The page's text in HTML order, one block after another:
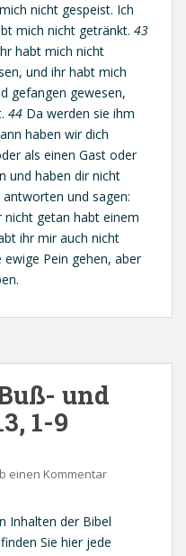
nicht gespeist. Ich
mich nicht getränkt. 43
habt mich nicht
und ihr habt mich
gefangen gewesen,
44 Da werden sie ihm
haben wir dich
als einen Gast oder
und haben dir nicht
und sagen:
nicht getan habt einem
ihr mir auch nicht
Pein gehen, aber
und
1-9
einen Kommentar
Inhalten der Bibel
Sie hier jede